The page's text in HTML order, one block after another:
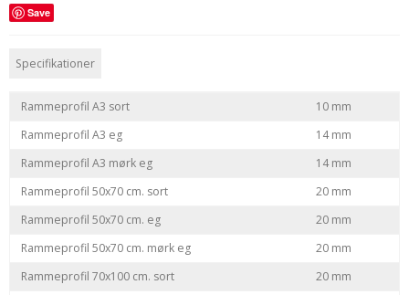
Save
Specifikationer
Rammeprofil A3 sort
10 mm
Rammeprofil A3 eg
14 mm
Rammeprofil A3 mørk eg
14 mm
Rammeprofil 50x70 cm. sort
20 mm
Rammeprofil 50x70 cm. eg
20 mm
Rammeprofil 50x70 cm. mørk eg
20 mm
Rammeprofil 70x100 cm. sort
20 mm